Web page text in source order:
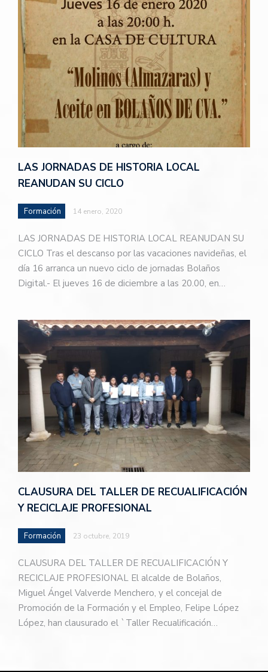
LAS JORNADAS DE HISTORIA LOCAL
REANUDAN SU CICLO
Formación 14 enero, 2020
LAS JORNADAS DE HISTORIA LOCAL REANUDAN SU
CICLO Tras el descanso por las vacaciones navideñas, el
día 16 arranca un nuevo ciclo de jornadas Bolaños
Digital.- El jueves 16 de diciembre a las 20.00, en…
CLAUSURA DEL TALLER DE RECUALIFICACIÓN
Y RECICLAJE PROFESIONAL
Formación 23 octubre, 2019
CLAUSURA DEL TALLER DE RECUALIFICACIÓN Y
RECICLAJE PROFESIONAL El alcalde de Bolaños,
Miguel Ángel Valverde Menchero, y el concejal de
Promoción de la Formación y el Empleo, Felipe López
López, han clausurado el `Taller Recualificación…